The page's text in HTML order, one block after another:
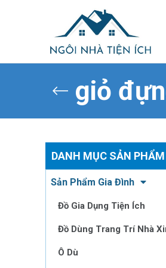
giỏ
DANH MỤC SẢN PHẨM
Sản Phẩm Gia Đình
Đồ Gia Dụng Tiện Ích
Đồ Dùng Trang Trí Nhà
Ô Dù